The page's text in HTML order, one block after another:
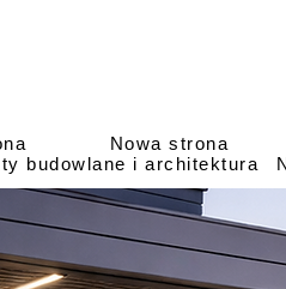
Nowa strona
budowlane i architektura